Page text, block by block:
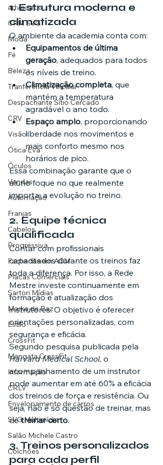
advocacia
CRM SVG
Moda
Fé
Beleza
Tranferência Veicular
Despachante Sítio Cercado
CRV
Visão
Ótica Eva
Óculos
Vendas
Automação
Franjas
Cabelos
Progressiva
Fachadas em ACM
Placas Comerciais
Sartori Mídias
Marka da Paz
Estilo
CrossFit
Mangata CrossFit
Informação
CRLV
Envelopamento de carros
SVG Multimídia
Salão Michele Castro
Colchões
1. Estrutura moderna e
climatizada
O ambiente da academia conta com:
Equipamentos de última
geração, adequados para todos
os níveis de treino.
Climatização completa, que
mantém a temperatura
agradável o ano todo.
Espaço amplo, proporcionando
liberdade nos movimentos e
mais conforto mesmo nos
horários de pico.
Essa combinação garante que o
aluno foque no que realmente
importa: a evolução no treino.
2. Equipe técnica
qualificada
Contar com profissionais
capacitados durante os treinos faz
toda a diferença. Por isso, a Rede
Mestre investe continuamente em
formação e atualização dos
instrutores. O objetivo é oferecer
orientações personalizadas, com
segurança e eficácia.
Segundo pesquisa publicada pela
Harvard Medical School, o
acompanhamento de um instrutor
pode aumentar em até 60% a eficácia
dos treinos de força e resistência. Ou
seja, não é só questão de treinar, mas
de treinar certo.
3. Treinos personalizados
para cada perfil